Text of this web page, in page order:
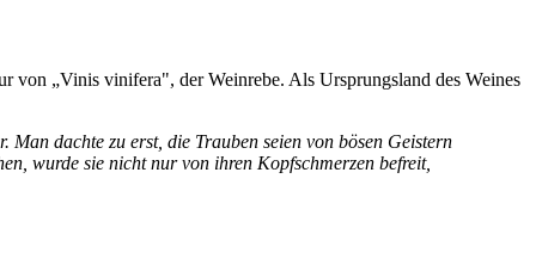
von „Vinis vinifera", der Weinrebe. Als Ursprungsland des Weines
dachte zu erst, die Trauben seien von bösen Geistern
wurde sie nicht nur von ihren Kopfschmerzen befreit,